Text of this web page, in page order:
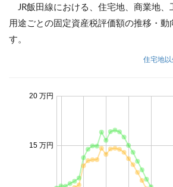
JR飯田線における、住宅地、商業地
用途ごとの固定資産税評価額の推移・動
す。
住宅地
15 万円
20 万円